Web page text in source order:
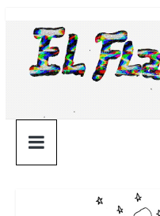
contenido
¯\_(ツ)_/
¯